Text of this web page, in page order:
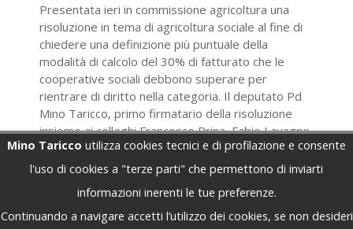
Presentata ieri in commissione agricoltura una
risoluzione in tema di agricoltura sociale al fine di
chiedere una definizione più puntuale della
modalità di calcolo del 30% di fatturato che le
cooperative sociali debbono superare per
rientrare di diritto nella categoria. Il deputato Pd
Mino Taricco, primo firmatario della risoluzione
insieme ai colleghi Francesco Prina, Fabio Lavagno,
Gian Piero Dal Moro, Sabrina Capozzolo, Massimo
Fiorio e Maria Antezza.
Mino Taricco utilizza cookies tecnici e di profilazione e consente
l'uso di cookies a "terze parti" che permettono di inviarti
informazioni inerenti le tue preferenze.
Continuando a navigare accetti l’utilizzo dei cookies, se non desideri